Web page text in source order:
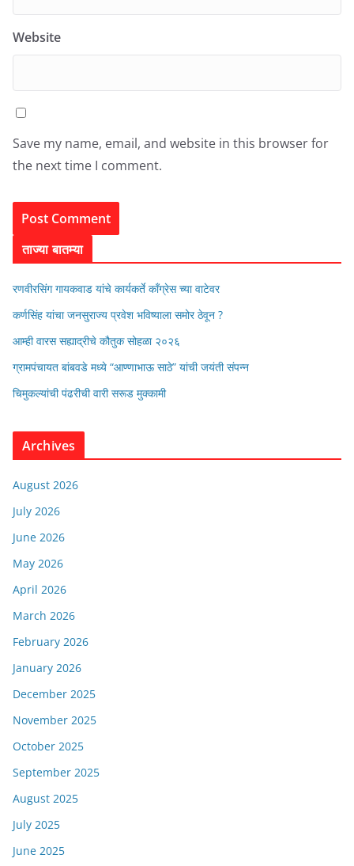
Website
Save my name, email, and website in this browser for
the next time I comment.
ताज्या बातम्या
रणवीरसिंग गायकवाड यांचे कार्यकर्ते कॉंग्रेस च्या वाटेवर
कर्णसिंह यांचा जनसुराज्य प्रवेश भविष्याला समोर ठेवून ?
आम्ही वारस सह्याद्रीचे कौतुक सोहळा २०२६
ग्रामपंचायत बांबवडे मध्ये “आण्णाभाऊ साठे” यांची जयंती संपन्न
चिमुकल्यांची पंढरीची वारी सरूड मुक्कामी
Archives
August 2026
July 2026
June 2026
May 2026
April 2026
March 2026
February 2026
January 2026
December 2025
November 2025
October 2025
September 2025
August 2025
July 2025
June 2025